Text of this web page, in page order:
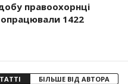
правоохорнці
1422
БІЛЬШЕ ВІД АВТОРА